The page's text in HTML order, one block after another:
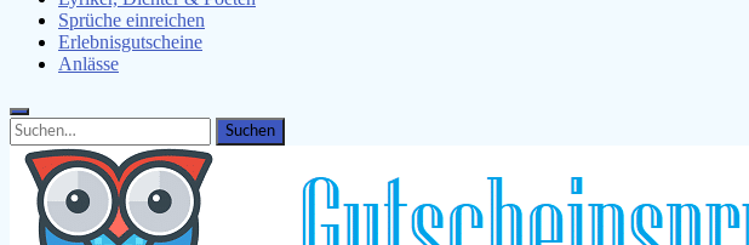
Sprüche einreichen
Erlebnisgutscheine
Anlässe
Search
for:
Search